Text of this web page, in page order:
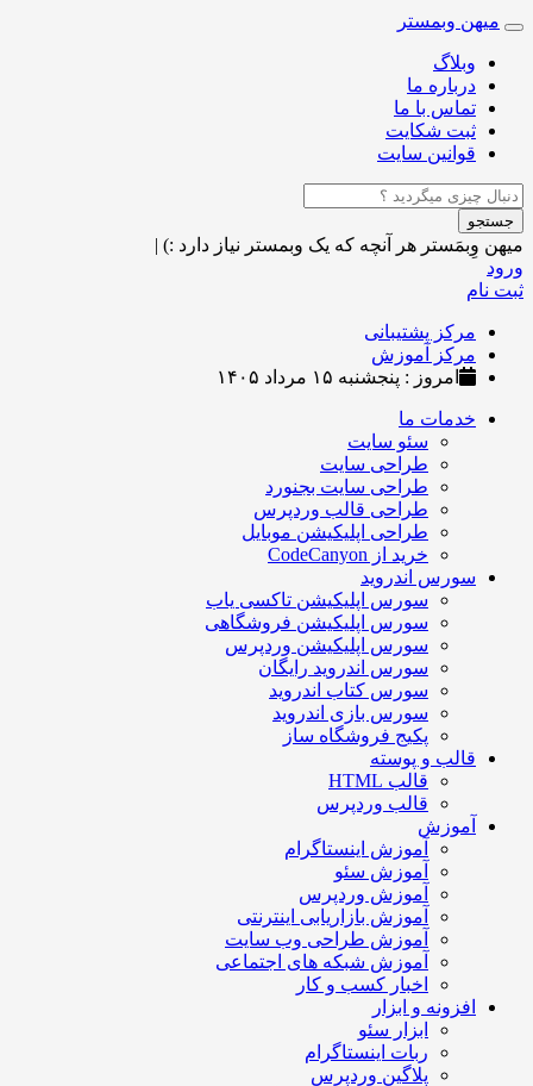
Toggle
navigation
میهن وبمستر
وبلاگ
درباره ما
تماس با ما
ثبت شکایت
قوانین سایت
جستجو
میهن وِبمَستر هر آنچه که یک وبمستر نیاز دارد :) |
ورود
ثبت نام
مرکز پشتیبانی
مرکز آموزش
امروز : پنجشنبه ۱۵ مرداد ۱۴۰۵
خدمات ما
سئو سایت
طراحی سایت
طراحی سایت بجنورد
طراحی قالب وردپرس
طراحی اپلیکیشن موبایل
خرید از CodeCanyon
سورس اندروید
سورس اپلیکیشن تاکسی یاب
سورس اپلیکیشن فروشگاهی
سورس اپلیکیشن وردپرس
سورس اندروید رایگان
سورس کتاب اندروید
سورس بازی اندروید
پکیج فروشگاه ساز
قالب و پوسته
قالب HTML
قالب وردپرس
آموزش
آموزش اینستاگرام
آموزش سئو
آموزش وردپرس
آموزش بازاریابی اینترنتی
آموزش طراحی وب سایت
آموزش شبکه های اجتماعی
اخبار کسب و کار
افزونه و ابزار
ابزار سئو
ربات اینستاگرام
پلاگین وردپرس